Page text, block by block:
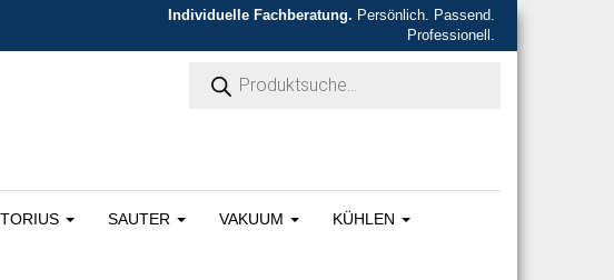
Individuelle Fachberatung. Persönlich. Passend.
Professionell.
SAUTER VAKUUM KÜHLEN